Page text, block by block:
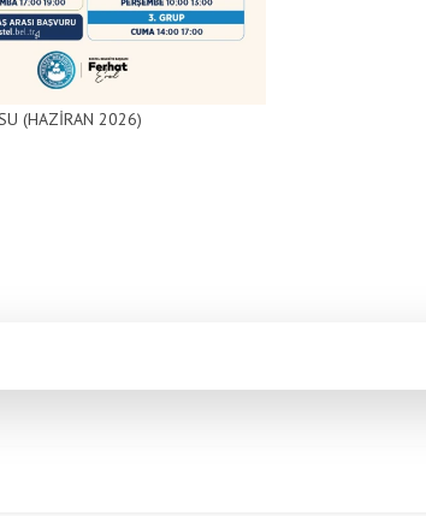
Anasayfa / Duyurular
(HAZİRAN 2026)